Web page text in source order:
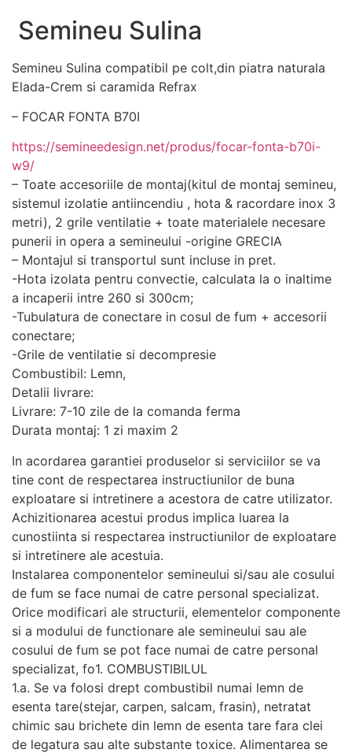
Semineu Sulina
Semineu Sulina compatibil pe colt,din piatra naturala
Elada-Crem si caramida Refrax
– FOCAR FONTA B70I
https://semineedesign.net/produs/focar-fonta-b70i-
w9/
– Toate accesoriile de montaj(kitul de montaj semineu,
sistemul izolatie antiincendiu , hota & racordare inox 3
metri), 2 grile ventilatie + toate materialele necesare
punerii in opera a semineului -origine GRECIA
– Montajul si transportul sunt incluse in pret.
-Hota izolata pentru convectie, calculata la o inaltime
a incaperii intre 260 si 300cm;
-Tubulatura de conectare in cosul de fum + accesorii
conectare;
-Grile de ventilatie si decompresie
Combustibil: Lemn,
Detalii livrare:
Livrare: 7-10 zile de la comanda ferma
Durata montaj: 1 zi maxim 2
In acordarea garantiei produselor si serviciilor se va
tine cont de respectarea instructiunilor de buna
exploatare si intretinere a acestora de catre utilizator.
Achizitionarea acestui produs implica luarea la
cunostiinta si respectarea instructiunilor de exploatare
si intretinere ale acestuia.
Instalarea componentelor semineului si/sau ale cosului
de fum se face numai de catre personal specializat.
Orice modificari ale structurii, elementelor componente
si a modului de functionare ale semineului sau ale
cosului de fum se pot face numai de catre personal
specializat, fo1. COMBUSTIBILUL
1.a. Se va folosi drept combustibil numai lemn de
esenta tare(stejar, carpen, salcam, frasin), netratat
chimic sau brichete din lemn de esenta tare fara clei
de legatura sau alte substante toxice. Alimentarea se
funcționalitatea
și structura
în ​​funcție de
modul în care
site-ul.
Experienţă
Pentru ca site-
ul nostru să
funcționeze cât
mai bine posibil
în timpul vizitei
dumneavoastră.
Dacă refuzați
aceste cookie-
uri, unele
funcționalități
vor dispărea de
pe site.
Marketing
Împărtășindu-vă
comportamentul
pe măsură ce
vizitați site-ul
nostru, creșteți
șansa de a
vedea conținut
și oferte
personalizate.